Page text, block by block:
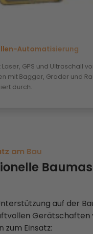
Automatisierung
Laser, GPS und Ultraschall
mit Bagger, Grader und
durch.
am Bau
auf der
Gerätschaften
Einsatz: